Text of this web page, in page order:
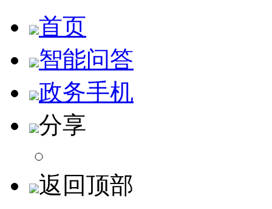
首页
智能问答
政务手机
分享
返回顶部